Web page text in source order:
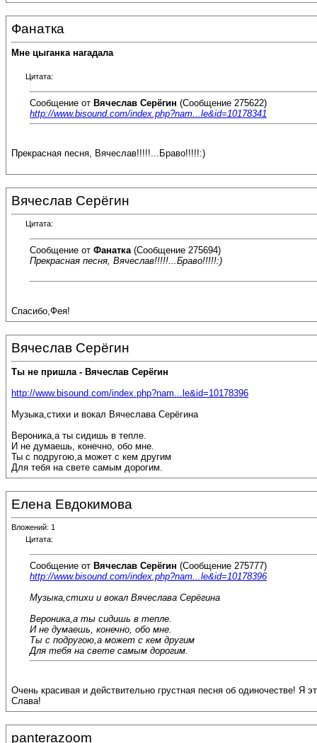
Фанатка
Мне цыганка нагадала
Цитата:
Сообщение от Вячеслав Серёгин (Сообщение 275622)
http://www.bisound.com/index.php?nam...le&id=10178341
Прекрасная песня, Вячеслав!!!!!...Браво!!!!!:)
Вячеслав Серёгин
Цитата:
Сообщение от Фанатка (Сообщение 275694)
Прекрасная песня, Вячеслав!!!!!...Браво!!!!!:)
Спасибо,Фея!
Вячеслав Серёгин
Ты не пришла - Вячеслав Серёгин
http://www.bisound.com/index.php?nam...le&id=10178396
Музыка,стихи и вокал Вячеслава Серёгина
Вероника,а ты сидишь в тепле.
И не думаешь, конечно, обо мне.
Ты с подругою,а может с кем другим
Для тебя на свете самым дорогим.
Елена Евдокимова
Вложений: 1
Цитата:
Сообщение от Вячеслав Серёгин (Сообщение 275777)
http://www.bisound.com/index.php?nam...le&id=10178396
Музыка,стихи и вокал Вячеслава Серёгина
Вероника,а ты сидишь в тепле.
И не думаешь, конечно, обо мне.
Ты с подругою,а может с кем другим
Для тебя на свете самым дорогим.
Очень красивая и действительно грустная песня об одиночестве!
Слава!
panterazoom